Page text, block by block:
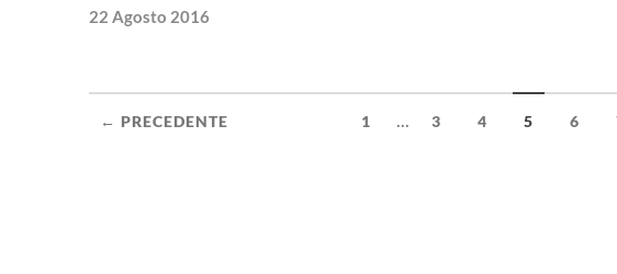
22 Agosto 2016
← PRECEDENTE 1 ... 3 4 5 6